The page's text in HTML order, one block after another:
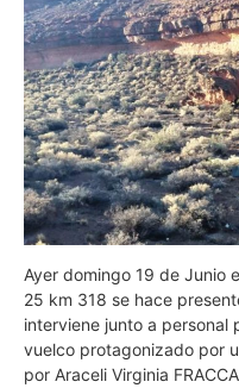
Ayer domingo 19 de Junio
25 km 318 se hace
interviene junto a personal
vuelco protagonizado por
por Araceli Virginia